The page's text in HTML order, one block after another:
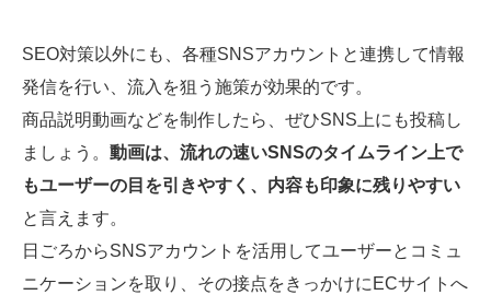
SEO対策以外にも、各種SNSアカウントと連携して情報
発信を行い、流入を狙う施策が効果的です。
商品説明動画などを制作したら、ぜひSNS上にも投稿し
ましょう。 動画は、流れの速いSNSのタイムライン上で
もユーザーの目を引きやすく、内容も印象に残りやすい
と言えます。
日ごろからSNSアカウントを活用してユーザーとコミュ
ニケーションを取り、その接点をきっかけにECサイトへ